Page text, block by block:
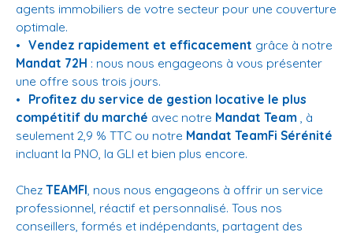
agents immobiliers de votre secteur pour une couverture
optimale.
Vendez rapidement et efficacement grâce à notre
Mandat 72H : nous nous engageons à vous présenter
une offre sous trois jours.
Profitez du service de gestion locative le plus
compétitif du marché avec notre Mandat Team , à
seulement 2,9 % TTC ou notre Mandat TeamFi Sérénité
incluant la PNO, la GLI et bien plus encore.
Chez TEAMFI, nous nous engageons à offrir un service
professionnel, réactif et personnalisé. Tous nos
conseillers, formés et indépendants, partagent des